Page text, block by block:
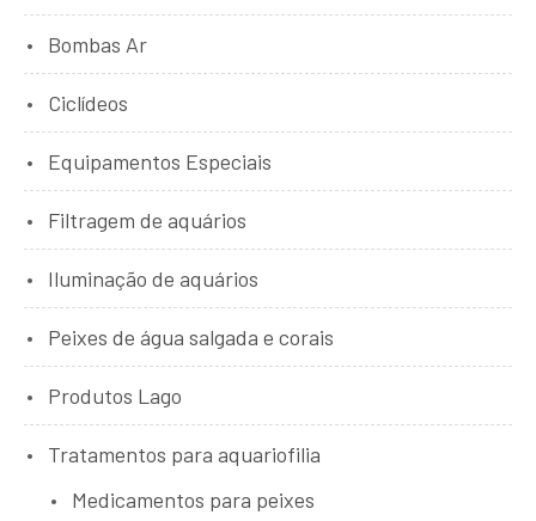
Bombas Ar
Ciclídeos
Equipamentos Especiais
Filtragem de aquários
Iluminação de aquários
Peixes de água salgada e corais
Produtos Lago
Tratamentos para aquariofilia
Medicamentos para peixes